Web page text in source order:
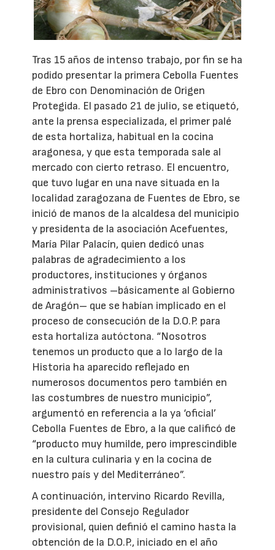
Tras 15 años de intenso trabajo, por fin se ha
podido presentar la primera Cebolla Fuentes
de Ebro con Denominación de Origen
Protegida. El pasado 21 de julio, se etiquetó,
ante la prensa especializada, el primer palé
de esta hortaliza, habitual en la cocina
aragonesa, y que esta temporada sale al
mercado con cierto retraso. El encuentro,
que tuvo lugar en una nave situada en la
localidad zaragozana de Fuentes de Ebro, se
inició de manos de la alcaldesa del municipio
y presidenta de la asociación Acefuentes,
María Pilar Palacín, quien dedicó unas
palabras de agradecimiento a los
productores, instituciones y órganos
administrativos –básicamente al Gobierno
de Aragón– que se habían implicado en el
proceso de consecución de la D.O.P. para
esta hortaliza autóctona. “Nosotros
tenemos un producto que a lo largo de la
Historia ha aparecido reflejado en
numerosos documentos pero también en
las costumbres de nuestro municipio”,
argumentó en referencia a la ya ‘oficial’
Cebolla Fuentes de Ebro, a la que calificó de
“producto muy humilde, pero imprescindible
en la cultura culinaria y en la cocina de
nuestro país y del Mediterráneo”.
A continuación, intervino Ricardo Revilla,
presidente del Consejo Regulador
provisional, quien definió el camino hasta la
obtención de la D.O.P., iniciado en el año